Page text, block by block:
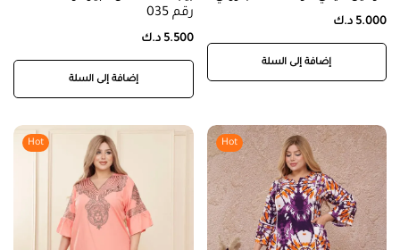
5.000 د.ك
إضافة إلى السلة
رقم 035
5.500 د.ك
إضافة إلى السلة
Hot
Hot